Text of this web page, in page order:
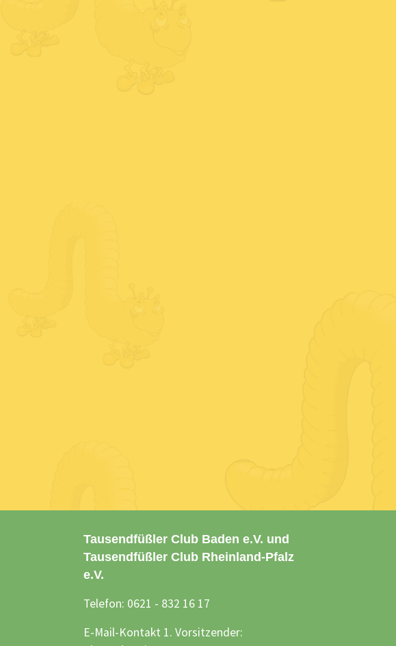
Tausendfüßler Club Baden e.V. und
Tausendfüßler Club Rheinland-Pfalz
e.V.
Telefon: 0621 - 832 16 17
E-Mail-Kontakt 1. Vorsitzender: